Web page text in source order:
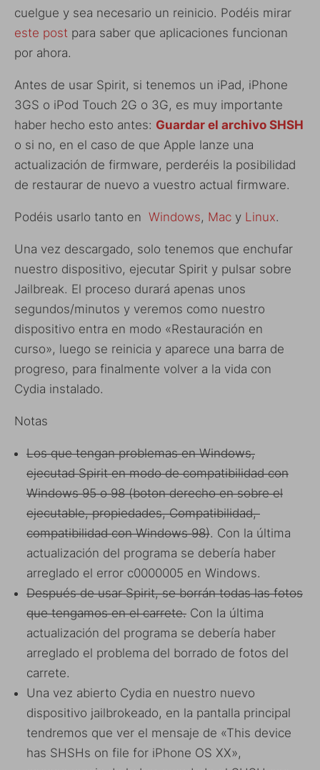
cuelgue y sea necesario un reinicio. Podéis mirar
este post para saber que aplicaciones funcionan
por ahora.
Antes de usar Spirit, si tenemos un iPad, iPhone
3GS o iPod Touch 2G o 3G, es muy importante
haber hecho esto antes: Guardar el archivo SHSH
o si no, en el caso de que Apple lanze una
actualización de firmware, perderéis la posibilidad
de restaurar de nuevo a vuestro actual firmware.
Podéis usarlo tanto en Windows, Mac y Linux.
Una vez descargado, solo tenemos que enchufar
nuestro dispositivo, ejecutar Spirit y pulsar sobre
Jailbreak. El proceso durará apenas unos
segundos/minutos y veremos como nuestro
dispositivo entra en modo «Restauración en
curso», luego se reinicia y aparece una barra de
progreso, para finalmente volver a la vida con
Cydia instalado.
Notas
Los que tengan problemas en Windows,
ejecutad Spirit en modo de compatibilidad con
Windows 95 o 98 (boton derecho en sobre el
ejecutable, propiedades, Compatibilidad,
compatibilidad con Windows 98). Con la última
actualización del programa se debería haber
arreglado el error c0000005 en Windows.
Después de usar Spirit, se borrán todas las fotos
que tengamos en el carrete. Con la última
actualización del programa se debería haber
arreglado el problema del borrado de fotos del
carrete.
Una vez abierto Cydia en nuestro nuevo
dispositivo jailbrokeado, en la pantalla principal
tendremos que ver el mensaje de «This device
has SHSHs on file for iPhone OS XX»,